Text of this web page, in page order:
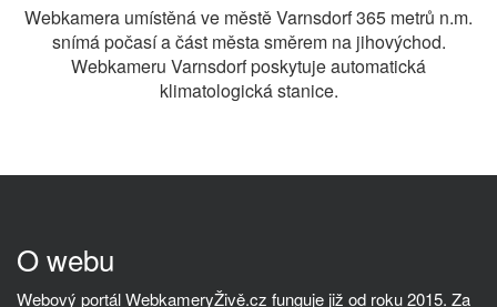
Webkamera umístěná ve městě Varnsdorf 365 metrů n.m.
snímá počasí a část města směrem na jihovýchod.
Webkameru Varnsdorf poskytuje automatická
klimatologická stanice.
O webu
Webový portál WebkameryŽivě.cz funguje již od roku 2015. Za